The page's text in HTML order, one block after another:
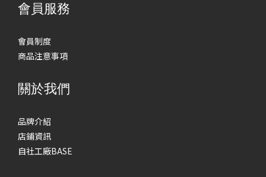
會員服務
會員制度
商品注意事項
關於我們
品牌介紹
店鋪資訊
自社工廠BASE